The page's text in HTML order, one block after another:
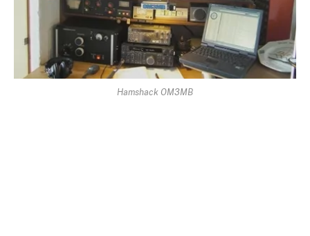
Hamshack OM3MB